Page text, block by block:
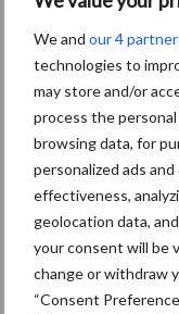
We and our 4
technologies to
may store and/or
process the personal
browsing data, for
personalized ads
effectiveness,
geolocation data,
your consent will be
change or withdraw
“Consent